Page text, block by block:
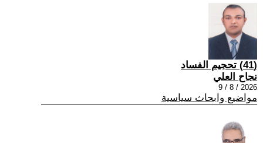
(41) تحجيم الفساد
نجاح العلي
2026 / 8 / 9
مواضيع وابحاث سياسية